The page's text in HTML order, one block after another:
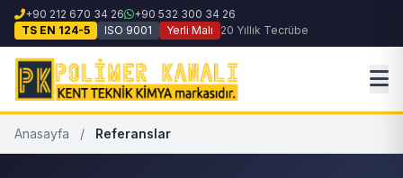
+90 212 670 34 26
+90 532 300 34 26
TS EN 124-5
ISO 9001 Yerli Malı 20 Yıllık Tecrübe
Anasayfa / Referanslar